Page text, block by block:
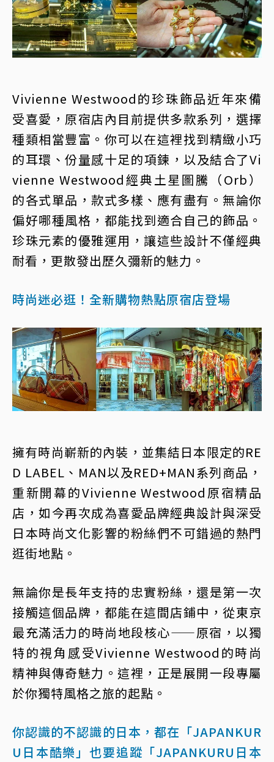
Vivienne Westwood的珍珠飾品近年來備
受喜愛，原宿店內目前提供多款系列，選擇
種類相當豐富。你可以在這裡找到精緻小巧
的耳環、份量感十足的項鍊，以及結合了Vi
vienne Westwood經典土星圖騰（Orb）
的各式單品，款式多樣、應有盡有。無論你
偏好哪種風格，都能找到適合自己的飾品。
珍珠元素的優雅運用，讓這些設計不僅經典
耐看，更散發出歷久彌新的魅力。
時尚迷必逛！全新購物熱點原宿店登場
擁有時尚嶄新的內裝，並集結日本限定的RE
D LABEL、MAN以及RED+MAN系列商品，
重新開幕的Vivienne Westwood原宿精品
店，如今再次成為喜愛品牌經典設計與深受
日本時尚文化影響的粉絲們不可錯過的熱門
逛街地點。
無論你是長年支持的忠實粉絲，還是第一次
接觸這個品牌，都能在這間店鋪中，從東京
最充滿活力的時尚地段核心——原宿，以獨
特的視角感受Vivienne Westwood的時尚
精神與傳奇魅力。這裡，正是展開一段專屬
於你獨特風格之旅的起點。
你認識的不認識的日本，都在「JAPANKUR
U日本酷樂」也要追蹤「JAPANKURU日本